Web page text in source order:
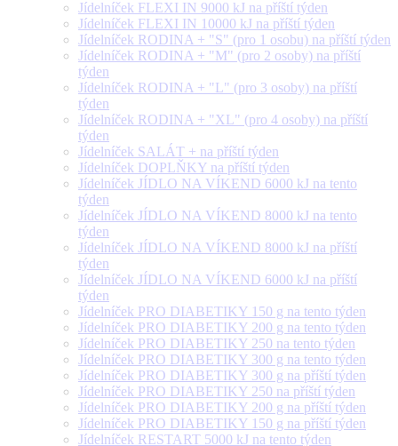
Jídelníček FLEXI IN 9000 kJ na příští týden
Jídelníček FLEXI IN 10000 kJ na příští týden
Jídelníček RODINA + "S" (pro 1 osobu) na příští týden
Jídelníček RODINA + "M" (pro 2 osoby) na příští
týden
Jídelníček RODINA + "L" (pro 3 osoby) na příští
týden
Jídelníček RODINA + "XL" (pro 4 osoby) na příští
týden
Jídelníček SALÁT + na příští týden
Jídelníček DOPLŇKY na příští týden
Jídelníček JÍDLO NA VÍKEND 6000 kJ na tento
týden
Jídelníček JÍDLO NA VÍKEND 8000 kJ na tento
týden
Jídelníček JÍDLO NA VÍKEND 8000 kJ na příští
týden
Jídelníček JÍDLO NA VÍKEND 6000 kJ na příští
týden
Jídelníček PRO DIABETIKY 150 g na tento týden
Jídelníček PRO DIABETIKY 200 g na tento týden
Jídelníček PRO DIABETIKY 250 na tento týden
Jídelníček PRO DIABETIKY 300 g na tento týden
Jídelníček PRO DIABETIKY 300 g na příští týden
Jídelníček PRO DIABETIKY 250 na příští týden
Jídelníček PRO DIABETIKY 200 g na příští týden
Jídelníček PRO DIABETIKY 150 g na příští týden
Jídelníček RESTART 5000 kJ na tento týden